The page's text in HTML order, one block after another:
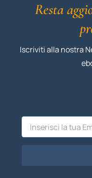
Resta
Iscriviti alla nostra